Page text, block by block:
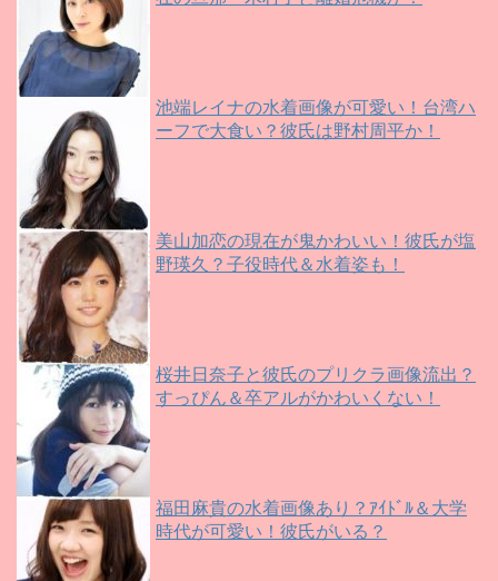
池端レイナの水着画像が可愛い！台湾ハ
ーフで大食い？彼氏は野村周平か！
美山加恋の現在が鬼かわいい！彼氏が塩
野瑛久？子役時代＆水着姿も！
桜井日奈子と彼氏のプリクラ画像流出？
すっぴん＆卒アルがかわいくない！
福田麻貴の水着画像あり？ｱｲﾄﾞﾙ＆大学
時代が可愛い！彼氏がいる？